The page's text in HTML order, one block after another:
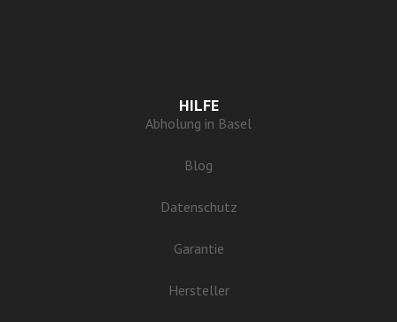
HILFE
Abholung in Basel
Blog
Datenschutz
Garantie
Hersteller